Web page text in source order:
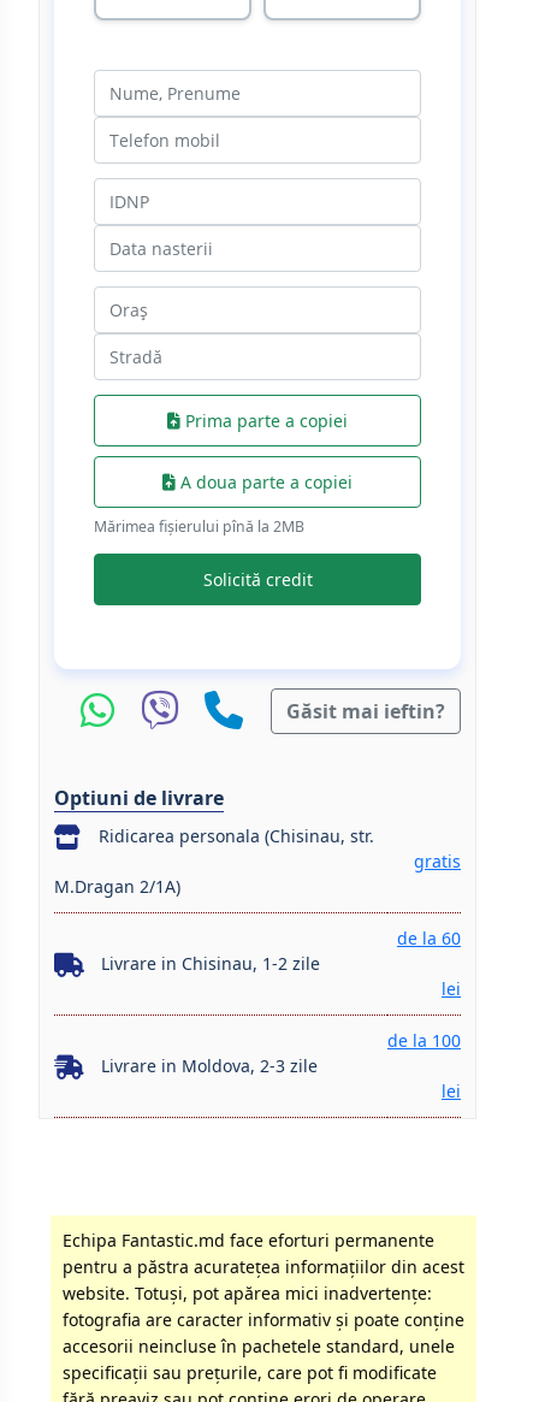
Prima parte a copiei
A doua parte a copiei
Mărimea fișierului pînă la 2МB
Solicită credit
Găsit mai ieftin?
Optiuni de livrare
Ridicarea personala (Chisinau, str.
M.Dragan 2/1A)
gratis
Livrare in Chisinau, 1-2 zile
de la 60
lei
Livrare in Moldova, 2-3 zile
de la 100
lei
Echipa Fantastic.md face eforturi permanente
pentru a păstra acurateţea informaţiilor din acest
website. Totuși, pot apărea mici inadvertenţe:
fotografia are caracter informativ şi poate conţine
accesorii neincluse în pachetele standard, unele
specificaţii sau preţurile, care pot fi modificate